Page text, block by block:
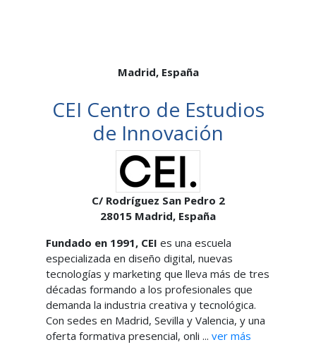
Madrid, España
CEI Centro de Estudios
de Innovación
C/ Rodríguez San Pedro 2
28015 Madrid, España
Fundado en 1991, CEI es una escuela
especializada en diseño digital, nuevas
tecnologías y marketing que lleva más de tres
décadas formando a los profesionales que
demanda la industria creativa y tecnológica.
Con sedes en Madrid, Sevilla y Valencia, y una
oferta formativa presencial, onli ... ver más